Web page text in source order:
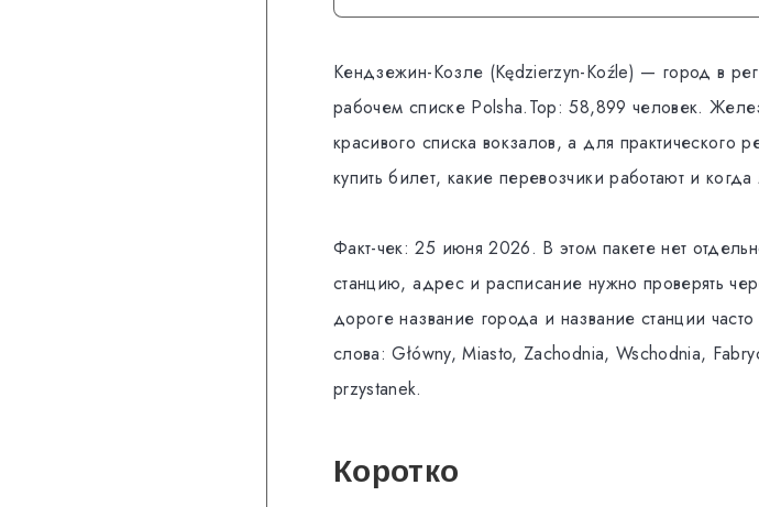
Кендзежин-Козле (Kędzierzyn-Koźle) — город в
рабочем списке Polsha.Top: 58,899 человек.
красивого списка вокзалов, а для практического
купить билет, какие перевозчики работают и
Факт-чек: 25 июня 2026. В этом пакете нет
станцию, адрес и расписание нужно проверять
дороге название города и название станции
слова: Główny, Miasto, Zachodnia, Wschodnia,
przystanek.
Коротко